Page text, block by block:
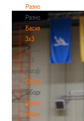
Разное
Разное
Баскетбол
3х3
Баскетбол
3х3
Лого[modid=121]
Сборные
Сборные
Мужские
сборные